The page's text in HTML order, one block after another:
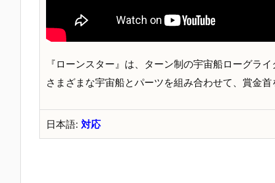
『ローンスター』は、ターン制の宇宙船ローグラ
さまざまな宇宙船とパーツを組み合わせて、賞金
日本語: 対応